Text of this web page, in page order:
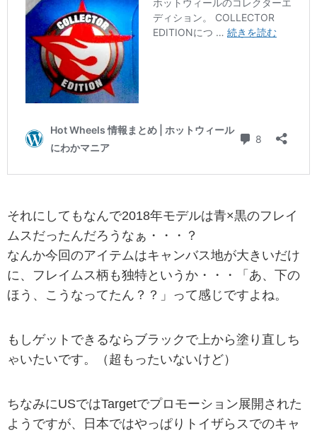
それにしてもなんで2018年モデルは青×黒のフレイ
ムスだったんだろうなぁ・・・？
なんか今回のアイテムはキャンバス地が大きいだけ
に、フレイムス柄も独特というか・・・「あ、下の
ほう、こうなってたん？？」って感じですよね。
もしゲットできるならブラックで上から塗り直しち
ゃいたいです。（超もったいないけど）
ちなみにUSではTargetでプロモーション展開された
ようですが、日本ではやっぱりトイザらスでのキャ